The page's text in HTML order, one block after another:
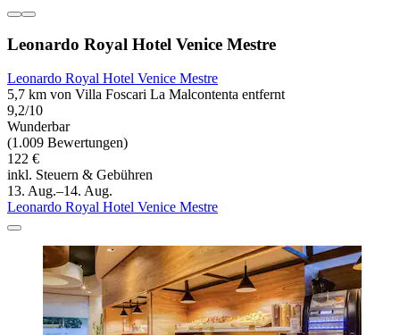
Leonardo Royal Hotel Venice Mestre
Leonardo Royal Hotel Venice Mestre
5,7 km von Villa Foscari La Malcontenta entfernt
9,2/10
Wunderbar
(1.009 Bewertungen)
122 €
inkl. Steuern & Gebühren
13. Aug.–14. Aug.
Leonardo Royal Hotel Venice Mestre